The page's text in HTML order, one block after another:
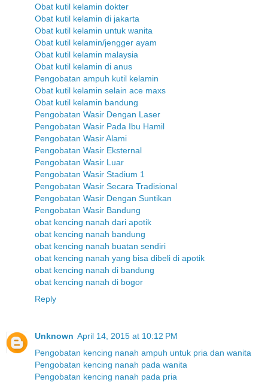
Obat kutil kelamin dokter
Obat kutil kelamin di jakarta
Obat kutil kelamin untuk wanita
Obat kutil kelamin/jengger ayam
Obat kutil kelamin malaysia
Obat kutil kelamin di anus
Pengobatan ampuh kutil kelamin
Obat kutil kelamin selain ace maxs
Obat kutil kelamin bandung
Pengobatan Wasir Dengan Laser
Pengobatan Wasir Pada Ibu Hamil
Pengobatan Wasir Alami
Pengobatan Wasir Eksternal
Pengobatan Wasir Luar
Pengobatan Wasir Stadium 1
Pengobatan Wasir Secara Tradisional
Pengobatan Wasir Dengan Suntikan
Pengobatan Wasir Bandung
obat kencing nanah dari apotik
obat kencing nanah bandung
obat kencing nanah buatan sendiri
obat kencing nanah yang bisa dibeli di apotik
obat kencing nanah di bandung
obat kencing nanah di bogor
Reply
Unknown April 14, 2015 at 10:12 PM
Pengobatan kencing nanah ampuh untuk pria dan wanita
Pengobatan kencing nanah pada wanita
Pengobatan kencing nanah pada pria